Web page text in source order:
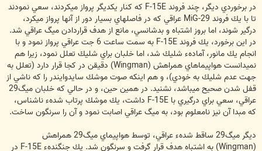
در برخوردي ديگر، چند فروند F-15E كه كنار يكديگر پرواز مي‏كردند، سعي نمودند
تا با يك فروند MiG-29 عراقي كه در فاصله‏اي بسيار دور از آنها پرواز مي‏كرد،
درگير شوند، اما بروز اشتباه و بدشانسي، مانع از هدف قراردادن ميگ عراقي شد.
در اين برخورد، يك فروند F-15E به سمت ساعت 6 جت عراقي پرواز نمود و با
انجام يك مانور، آمادهء شليك شد، اما خلبان براي شليك تعلل نمود، زيرا هم
نمي‏دانست هواپيماهاي همراهش (Wingman) دقيقن در كجا قرار دارد (تعلل به
جهت عدم شليك به خودي)، و هم اينكه صوت موشك سايدوايندر را كه ناشي از
قفل شدن صحيح مي‏باشد، نشنيد. در همين حين، و در حالي كه خلبان ميگ29
عراقي، سعي براي درگيري با F-15E داشت، يك موشك پرتاب شدهء ناشناس،
كه مبدا آن نيز نامعلوم بود، به ميگ عراقي اصابت نمود و آن را سرنگون ساخت.
ديگر ميگ29 ساقط شدهء عراقي، توسط هواپيماي ميگ29 همراهش
(Wingman) به اشتباه هدف قرار گرفت و سرنگون شد. يك جنگندهء F-15E در